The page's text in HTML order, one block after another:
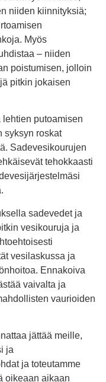
niiden kiinnityksiä;
Myös
– niiden
poistumisen, jolloin
pitkin jokaisen
putoamisen
syksyn roskat
Sadevesikourujen
tehokkaasti
sadevedet ja
vesikouruja ja
vesilaskussa ja
Ennakoiva
vaivalta ja
vaurioiden
jättää meille,
ja
ja toteutamme
oikeaan aikaan